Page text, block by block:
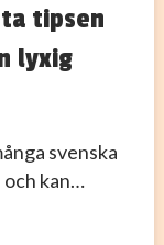
tipsen
lyxig
svenska
och kan…